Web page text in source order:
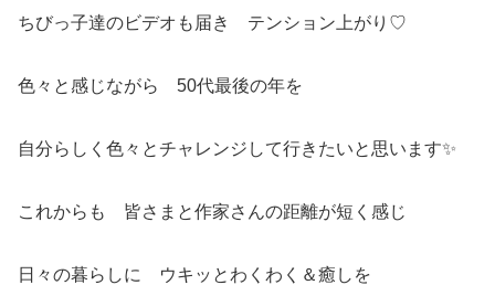
ちびっ子達のビデオも届き テンション上がり♡
色々と感じながら 50代最後の年を
自分らしく色々とチャレンジして行きたいと思います✨
これからも 皆さまと作家さんの距離が短く感じ
日々の暮らしに ウキッとわくわく＆癒しを